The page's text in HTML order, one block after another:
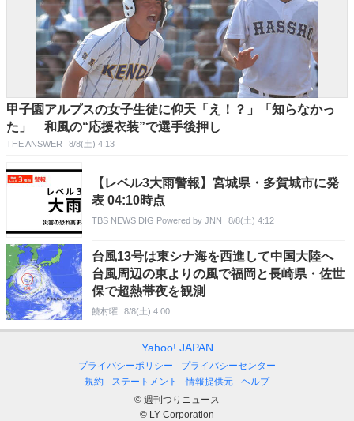
甲子園アルプスの女子生徒に仰天「え！？」「知らなかっ
た」 和風の“応援衣装”で選手後押し
THE ANSWER 8/8(土) 4:13
【レベル3大雨警報】宮城県・多賀城市に発
表 04:10時点
TBS NEWS DIG Powered by JNN 8/8(土) 4:12
台風13号は東シナ海を西進して中国大陸へ
台風周辺の東よりの風で福岡と長崎県・佐世
保で超熱帯夜を観測
饒村曜 8/8(土) 4:00
Yahoo! JAPAN
プライバシーポリシー
プライバシーセンター
規約
ステートメント 情報提供元
ヘルプ
© 週刊つりニュース
© LY Corporation